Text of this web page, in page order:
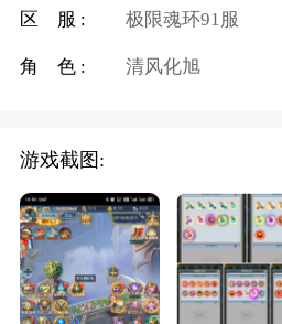
区 服: 极限魂环91服
角 色: 清风化旭
游戏截图: